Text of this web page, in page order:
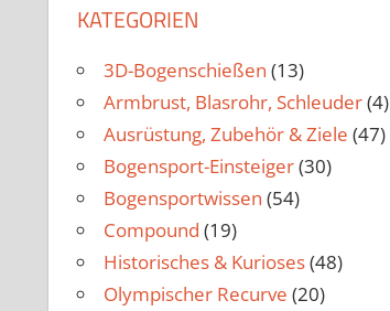
KATEGORIEN
3D-Bogenschießen (13)
Armbrust, Blasrohr, Schleuder(4)
Ausrüstung, Zubehör & Ziele (47)
Bogensport-Einsteiger(30)
Bogensportwissen (54)
Compound (19)
Historisches & Kurioses(48)
Olympischer Recurve (20)